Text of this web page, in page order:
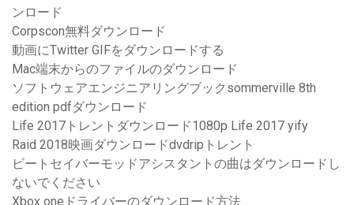
ンロード
Corpscon無料ダウンロード
動画にTwitter GIFをダウンロードする
Mac端末からのファイルのダウンロード
ソフトウェアエンジニアリングブックsommerville 8th
edition pdfダウンロード
Life 2017トレントダウンロード1080p Life 2017 yify
Raid 2018映画ダウンロードdvdripトレント
ビートセイバーモッドアシスタントの曲はダウンロードし
ないでください
Xbox oneドライバーのダウンロード方法